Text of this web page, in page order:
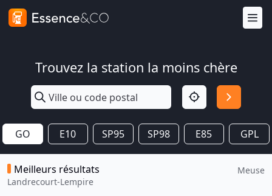
Trouvez la station la moins chère
GO E10 SP95 SP98 E85 GPL
Meilleurs résultats
Landrecourt-Lempire
Meuse